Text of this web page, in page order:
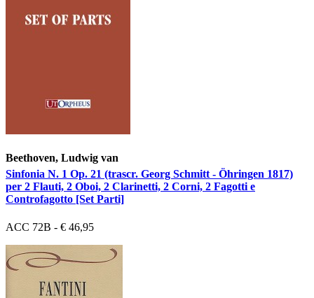
Beethoven, Ludwig van
Sinfonia N. 1 Op. 21 (trascr. Georg Schmitt - Öhringen 1817)
per 2 Flauti, 2 Oboi, 2 Clarinetti, 2 Corni, 2 Fagotti e
Controfagotto [Set Parti]
ACC 72B - € 46,95